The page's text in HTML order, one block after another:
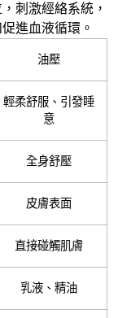
刺激經絡系統，
進血液循環。
油壓
輕柔舒服、引發睡
意
全身舒壓
皮膚表面
直接碰觸肌膚
乳液、精油